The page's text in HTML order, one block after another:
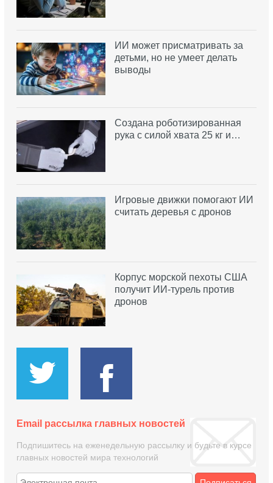
ИИ может присматривать за
детьми, но не умеет делать
выводы
Создана роботизированная
рука с силой хвата 25 кг и…
Игровые движки помогают ИИ
считать деревья с дронов
Корпус морской пехоты США
получит ИИ-турель против
дронов
Email рассылка главных новостей
Подпишитесь на еженедельную рассылку и будьте в курсе
главных новостей мира технологий